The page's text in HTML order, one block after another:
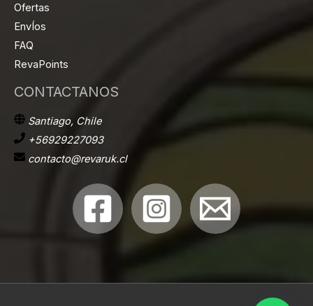
Ofertas
EnvÍos
FAQ
RevaPoints
CONTACTANOS
Santiago, Chile
+56929227093
contacto@revaruk.cl